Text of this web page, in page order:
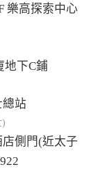
樂高探索中心
地下C鋪
站
)
側門(近太子